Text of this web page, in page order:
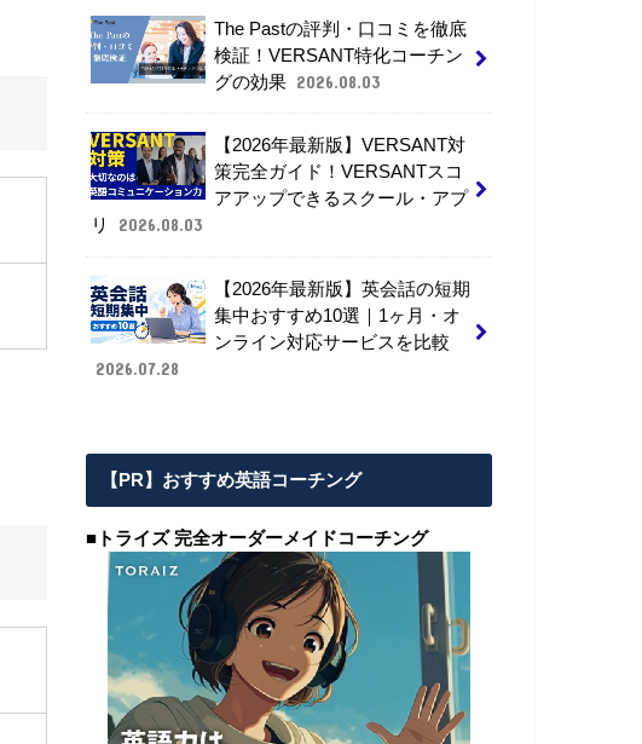
The Pastの評判・口コミを徹底
検証！VERSANT特化コーチン
グの効果 2026.08.03
【2026年最新版】VERSANT対
策完全ガイド！VERSANTスコ
アアップできるスクール・アプ
リ
2026.08.03
【2026年最新版】英会話の短期
集中おすすめ10選｜1ヶ月・オ
ンライン対応サービスを比較
2026.07.28
【PR】おすすめ英語コーチング
■トライズ 完全オーダーメイドコーチング